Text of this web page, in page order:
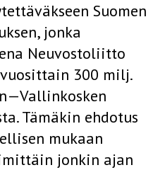
Suomen
jonka
Neuvostoliitto
300 milj.
Tämäkin ehdotus
mukaan
jonkin ajan